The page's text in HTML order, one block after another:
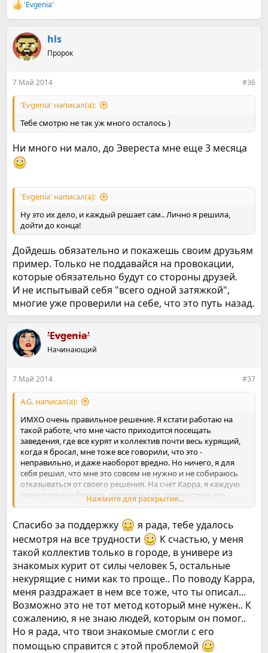
Р
е
к
ц
и
'Evgenia'
hls
Пророк
7 Май 2014 #36
'Evgenia' написал(а):
Тебе смотрю не так уж много осталось )
Ни много ни мало, до Эвереста мне еще 3 месяца
'Evgenia' написал(а):
Ну это их дело, и каждый решает сам.. Лично я решила,
дойти до конца!
Дойдешь обязательно и покажешь своим друзьям
пример. Только не поддавайся на провокации,
которые обязательно будут со стороны друзей.
И не испытывай себя "всего одной затяжкой",
многие уже проверили на себе, что это путь назад.
'Evgenia'
Начинающий
7 Май 2014 #37
A.G. написал(а):
ИМХО очень правильное решение. Я кстати работаю на
такой работе, что мне часто приходится посещать
заведения, где все курят и коллектив почти весь курящий,
когда я бросал, мне тоже все говорили, что это -
неправильно, и даже наоборот вредно. Но ничего, я для
себя решил, что мне это совсем не нужно и не собираюсь
отказываться от своего решения. На счет Карра, я каждую
свою попытку бросить сопровождал, просмотром его
фильма и прослушиванием аудиокниги, и теперь могу
сказать точно, что меня его продукция только раздражала
из-за постоянного напоминания о курении и его (Карра)
собственном страхе перед никотином. Но это только мое
мнение и у меня есть несколько примеров людей, которым
Карр помог избавиться от курения. Они уже по нескольку
лет не курят. Надеюсь и тебе поможет)
Нажмите для раскрытия...
Спасибо за поддержку
я рада, тебе удалось
несмотря на все трудности
К счастью, у меня
такой коллектив только в городе, в универе из
знакомых курит от силы человек 5, остальные
некурящие с ними как то проще.. По поводу Карра,
меня раздражает в нем все тоже, что ты описал...
Возможно это не тот метод который мне нужен.. К
сожалению, я не знаю людей, которым он помог..
Но я рада, что твои знакомые смогли с его
помощью справится с этой проблемой